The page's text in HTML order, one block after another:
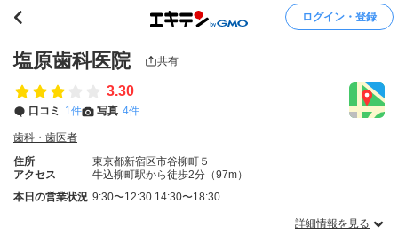
ログイン・登録
塩原歯科医院 共有
3.30
口コミ 1件 写真 4件
歯科・歯医者
住所
東京都新宿区市谷柳町５
アクセス
牛込柳町駅から徒歩2分（97m）
本日の営業状況 9:30〜12:30 14:30〜18:30
詳細情報を見る